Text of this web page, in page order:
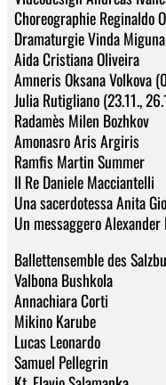
Choreographie Reginaldo
Dramaturgie Vinda
Aida Cristiana Oliveira
Amneris Oksana Volkova
Julia Rutigliano (23.11.,
Radamès Milen Bozhkov
Amonasro Aris Argiris
Ramfis Martin Summer
Il Re Daniele Macciantelli
Una sacerdotessa Anita
Un messaggero
Ballettensemble des
Valbona Bushkola
Annachiara Corti
Mikino Karube
Lucas Leonardo
Samuel Pellegrin